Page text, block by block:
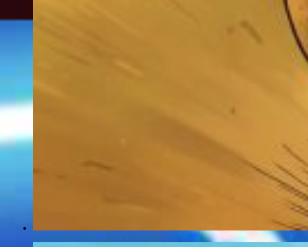
The Legend of Zelda : A Link To The Past